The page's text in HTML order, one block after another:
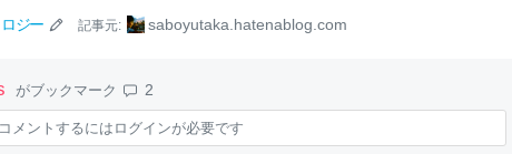
ジー 記事元: saboyutaka.hatenablog.com
がブックマーク 2
コメントするにはログインが必要です